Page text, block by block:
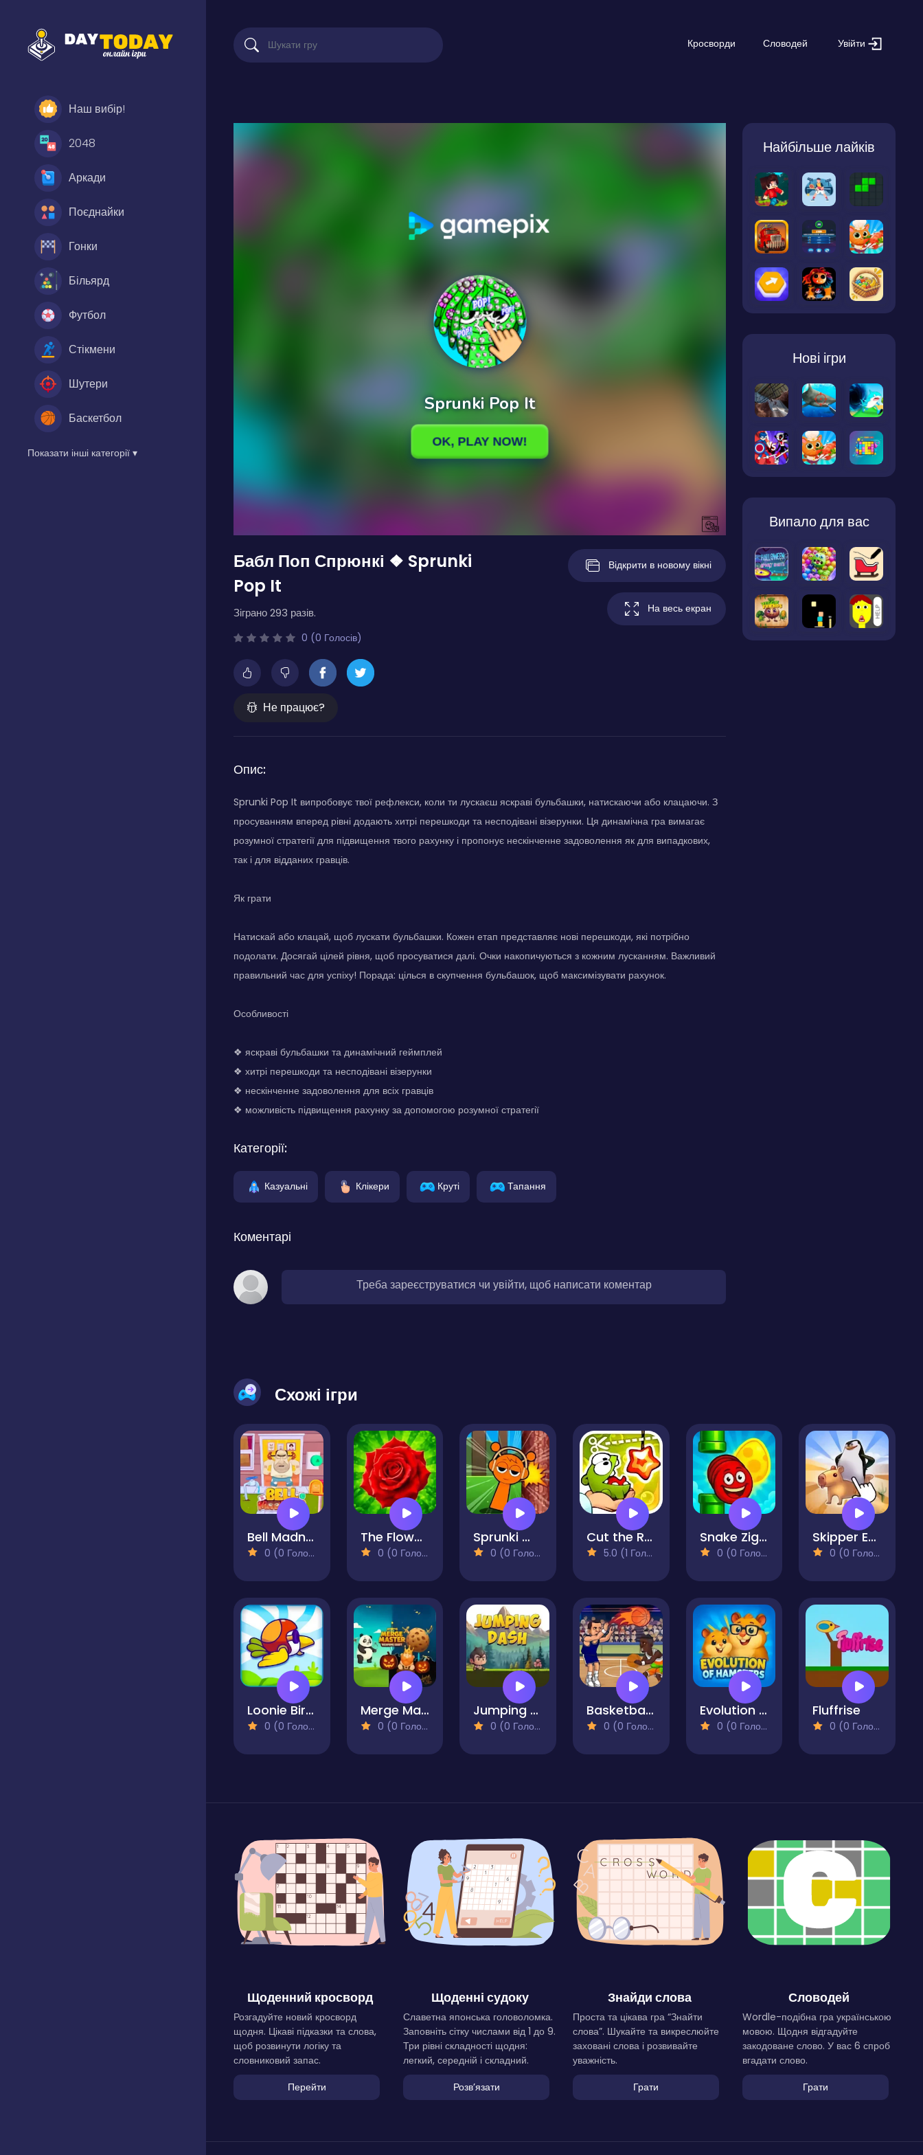
Наш вибір!
2048
Аркади
Поєднайки
Гонки
Більярд
Футбол
Стікмени
Шутери
Баскетбол
Показати інші категорії ▾
Кросворди Словодей Увійти
Бабл Поп Спрюнкі ❖ Sprunki
Pop It
Зіграно 293 разів.
0 (0 Голосів)
Не працює?
Відкрити в новому вікні
На весь екран
Опис:
Sprunki Pop It випробовує твої рефлекси, коли ти лускаєш яскраві бульбашки, натискаючи або клацаючи. З
просуванням вперед рівні додають хитрі перешкоди та несподівані візерунки. Ця динамічна гра вимагає
розумної стратегії для підвищення твого рахунку і пропонує нескінченне задоволення як для випадкових,
так і для відданих гравців.
Як грати
Натискай або клацай, щоб лускати бульбашки. Кожен етап представляє нові перешкоди, які потрібно
подолати. Досягай цілей рівня, щоб просуватися далі. Очки накопичуються з кожним лусканням. Важливий
правильний час для успіху! Порада: цілься в скупчення бульбашок, щоб максимізувати рахунок.
Особливості
❖ яскраві бульбашки та динамічний геймплей
❖ хитрі перешкоди та несподівані візерунки
❖ нескінченне задоволення для всіх гравців
❖ можливість підвищення рахунку за допомогою розумної стратегії
Категорії:
Казуальні Клікери Круті Тапання
Коментарі
Треба зареєструватися чи увійти, щоб написати коментар
Найбільше лайків
Нові ігри
Випало для вас
Схожі ігри
Bell Madness
0 (0 Голосів)
The Flowers Merge and Sell Bouquets
0 (0 Голосів)
Sprunki Wood Cutter
0 (0 Голосів)
Cut the Rope Experiments
5.0 (1 Голосів)
Snake Zig Zag
0 (0 Голосів)
Skipper Evolution of the Clicker
0 (0 Голосів)
Loonie Birds
0 (0 Голосів)
Merge Master: Weapons Craft
0 (0 Голосів)
Jumping Dash
0 (0 Голосів)
Basketball Swooshes
0 (0 Голосів)
Evolution of Hamsters
0 (0 Голосів)
Fluffrise
0 (0 Голосів)
Щоденний кросворд
Розгадуйте новий кросворд
щодня. Цікаві підказки та слова,
щоб розвинути логіку та
словниковий запас.
Перейти
Щоденні судоку
Славетна японська головоломка.
Заповніть сітку числами від 1 до 9.
Три рівні складності щодня:
легкий, середній і складний.
Розвʼязати
Знайди слова
Проста та цікава гра “Знайти
слова”. Шукайте та викреслюйте
заховані слова і розвивайте
уважність.
Грати
Словодей
Wordle-подібна гра українською
мовою. Щодня відгадуйте
закодоване слово. У вас 6 спроб
вгадати слово.
Грати